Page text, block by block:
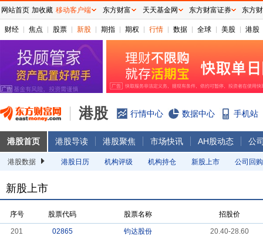
财经 焦点 股票 新股 期指 期权 行情 数据 全球 美股 港股
港股 行情中心 数据中心 手机站
港股首页 港股导读 港股聚焦 市场快讯 AH股动态 公
港股数据 港股日历 机构评级 机构持仓 新股上市 公司回购
新股上市
序号 股票代码 股票名称 招股价
201 02865 钧达股份
20.40-28.60
网站首页 加收藏 移动客户端 东方财富 天天基金网 东方财富证券 东方